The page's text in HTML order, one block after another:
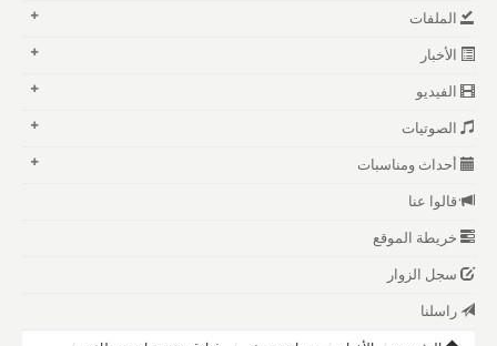
الملفات
الأخبار
الفيديو
الصوتيات
أحداث ومناسبات
قالوا عنا
خريطة الموقع
سجل الزوار
راسلنا